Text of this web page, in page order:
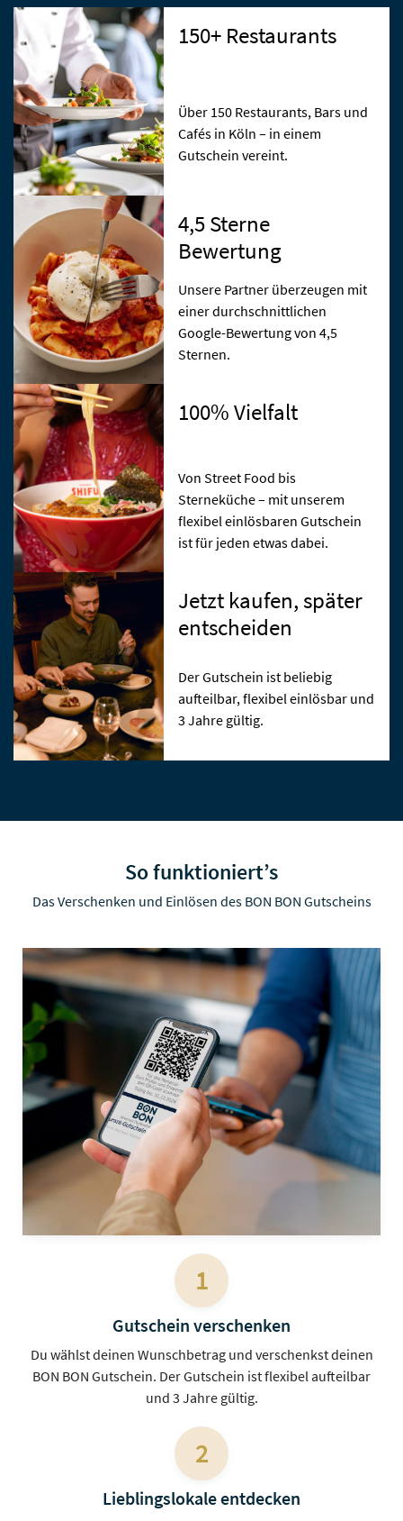
150+ Restaurants
Über 150 Restaurants, Bars und
Cafés in Köln – in einem
Gutschein vereint.
4,5 Sterne
Bewertung
Unsere Partner überzeugen mit
einer durchschnittlichen
Google-Bewertung von 4,5
Sternen.
100% Vielfalt
Von Street Food bis
Sterneküche – mit unserem
flexibel einlösbaren Gutschein
ist für jeden etwas dabei.
Jetzt kaufen, später
entscheiden
Der Gutschein ist beliebig
aufteilbar, flexibel einlösbar und
3 Jahre gültig.
So funktioniert’s
Das Verschenken und Einlösen des BON BON Gutscheins
1
Gutschein verschenken
Du wählst deinen Wunschbetrag und verschenkst deinen
BON BON Gutschein. Der Gutschein ist flexibel aufteilbar
und 3 Jahre gültig.
2
Lieblingslokale entdecken